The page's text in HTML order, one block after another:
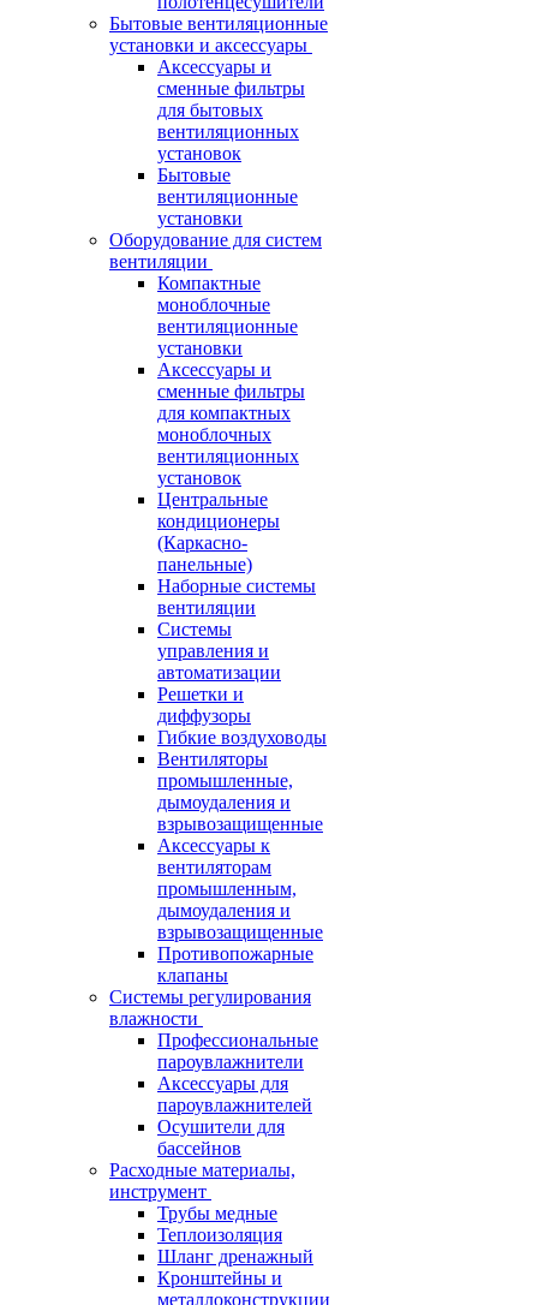
Бытовые вентиляционные
установки и аксессуары
Аксессуары и
сменные фильтры
для бытовых
вентиляционных
установок
Бытовые
вентиляционные
установки
Оборудование для систем
вентиляции
Компактные
моноблочные
вентиляционные
установки
Аксессуары и
сменные фильтры
для компактных
моноблочных
вентиляционных
установок
Центральные
кондиционеры
(Каркасно-
панельные)
Наборные системы
вентиляции
Системы
управления и
автоматизации
Решетки и
диффузоры
Гибкие воздуховоды
Вентиляторы
промышленные,
дымоудаления и
взрывозащищенные
Аксессуары к
вентиляторам
промышленным,
дымоудаления и
взрывозащищенные
Противопожарные
клапаны
Системы регулирования
влажности
Профессиональные
пароувлажнители
Аксессуары для
пароувлажнителей
Осушители для
бассейнов
Расходные материалы,
инструмент
Трубы медные
Теплоизоляция
Шланг дренажный
Кронштейны и
металлоконструкции